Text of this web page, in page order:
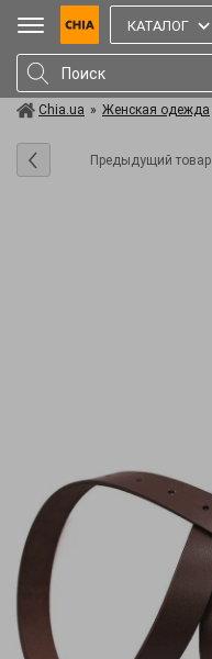
КАТАЛОГ
Chia.ua » Женская одежда
Предыдущий товар